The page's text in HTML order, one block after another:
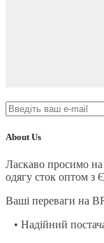
About Us
Ласкаво просимо на
одягу сток оптом з
Ваші переваги на
• Надійний